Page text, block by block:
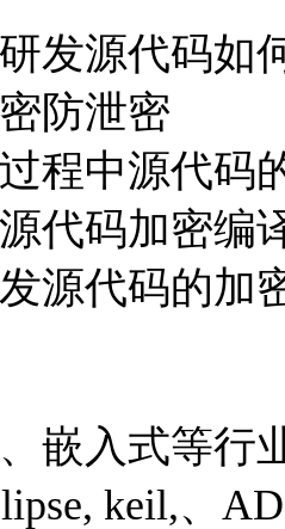
发源代码如
防泄密
程中源代码
代码加密编
源代码的加
嵌入式等行
keil,、